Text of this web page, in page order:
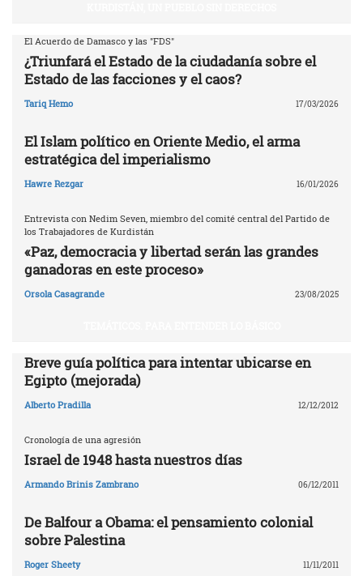
El Acuerdo de Damasco y las "FDS"
¿Triunfará el Estado de la ciudadanía sobre el
Estado de las facciones y el caos?
Tariq Hemo 17/03/2026
El Islam político en Oriente Medio, el arma
estratégica del imperialismo
Hawre Rezgar 16/01/2026
Entrevista con Nedim Seven, miembro del comité central del Partido de
los Trabajadores de Kurdistán
«Paz, democracia y libertad serán las grandes
ganadoras en este proceso»
Orsola Casagrande 23/08/2025
Breve guía política para intentar ubicarse en
Egipto (mejorada)
Alberto Pradilla 12/12/2012
Cronología de una agresión
Israel de 1948 hasta nuestros días
Armando Brinis Zambrano 06/12/2011
De Balfour a Obama: el pensamiento colonial
sobre Palestina
Roger Sheety 11/11/2011